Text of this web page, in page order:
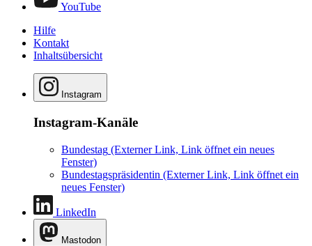
YouTube
Hilfe
Kontakt
Inhaltsübersicht
Instagram
Instagram-Kanäle
Bundestag (Externer Link, Link öffnet ein neues
Fenster)
Bundestagspräsidentin (Externer Link, Link öffnet ein
neues Fenster)
LinkedIn
Mastodon